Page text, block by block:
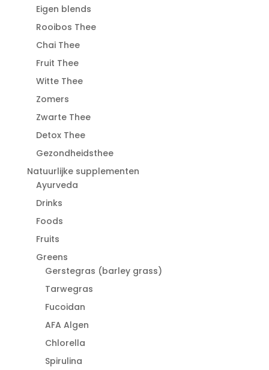
Eigen blends
Rooibos Thee
Chai Thee
Fruit Thee
Witte Thee
Zomers
Zwarte Thee
Detox Thee
Gezondheidsthee
Natuurlijke supplementen
Ayurveda
Drinks
Foods
Fruits
Greens
Gerstegras (barley grass)
Tarwegras
Fucoidan
AFA Algen
Chlorella
Spirulina